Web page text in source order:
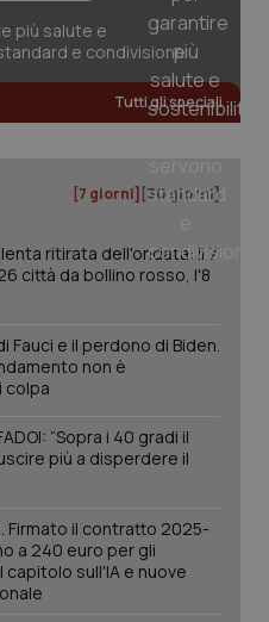
più salute e
e condivisione
Tutti gli speciali
[7 giorni] [30 giorni]
ritirata dell'ondata: il 7
città da bollino rosso, l'8
Fauci e il perdono di Biden.
non è
colpa
“Sopra i 40 gradi il
più a disperdere il
Firmato il contratto 2025-
a 240 euro per gli
capitolo sull'IA e nuove
www.quotidianosanita.it